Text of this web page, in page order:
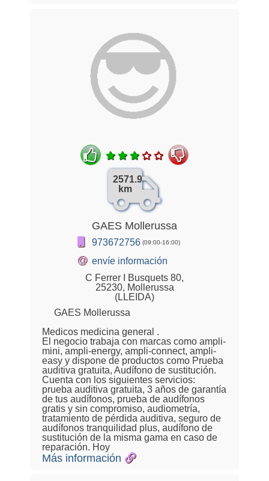
2571.9
km
GAES Mollerussa
973672756 (09:00-16:00)
@ envíe información
C Ferrer I Busquets 80,
25230, Mollerussa
(LLEIDA)
GAES Mollerussa
Medicos medicina general .
El negocio trabaja con marcas como ampli-
mini, ampli-energy, ampli-connect, ampli-
easy y dispone de productos como Prueba
auditiva gratuita, Audífono de sustitución.
Cuenta con los siguientes servicios:
prueba auditiva gratuita, 3 años de garantía
de tus audífonos, prueba de audífonos
gratis y sin compromiso, audiometría,
tratamiento de pérdida auditiva, seguro de
audífonos tranquilidad plus, audífono de
sustitución de la misma gama en caso de
reparación. Hoy
Más información